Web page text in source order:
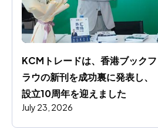
KCMトレードは、香港ブック
ラウの新刊を成功裏に発表し、
設立10周年を迎えました
July 23, 2026